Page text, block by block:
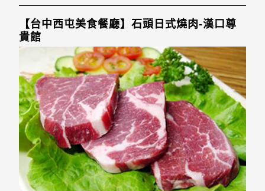
【台中西屯美食餐廳】石頭日式燒肉-漢口尊
貴館